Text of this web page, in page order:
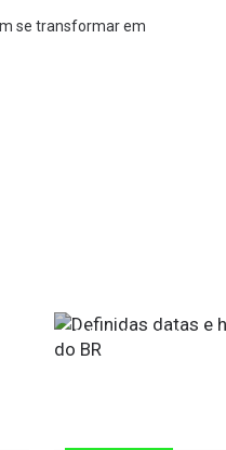
se transformar em
08 de Abril de 2011